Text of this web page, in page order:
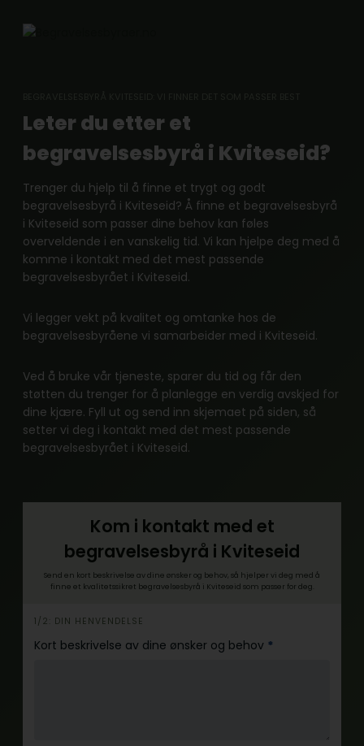
Leter du etter et
begravelsesbyrå i Kviteseid?
Trenger du hjelp til å finne et trygt og godt
begravelsesbyrå i Kviteseid? Å finne et begravelsesbyrå
i Kviteseid som passer dine behov kan føles
overveldende i en vanskelig tid. Vi kan hjelpe deg med å
komme i kontakt med det mest passende
begravelsesbyrået i Kviteseid.
Vi legger vekt på kvalitet og omtanke hos de
begravelsesbyråene vi samarbeider med i Kviteseid.
Ved å bruke vår tjeneste, sparer du tid og får den
støtten du trenger for å planlegge en verdig avskjed for
dine kjære. Fyll ut og send inn skjemaet på siden, så
setter vi deg i kontakt med det mest passende
begravelsesbyrået i Kviteseid.
Kom i kontakt med et
begravelsesbyrå i Kviteseid
Send en kort beskrivelse av dine ønsker og behov, så hjelper vi deg med å
finne et kvalitetssikret begravelsesbyrå i Kviteseid som passer for deg.
h
e
1/2: DIN HENVENDELSE
Kort beskrivelse av dine ønsker og behov *